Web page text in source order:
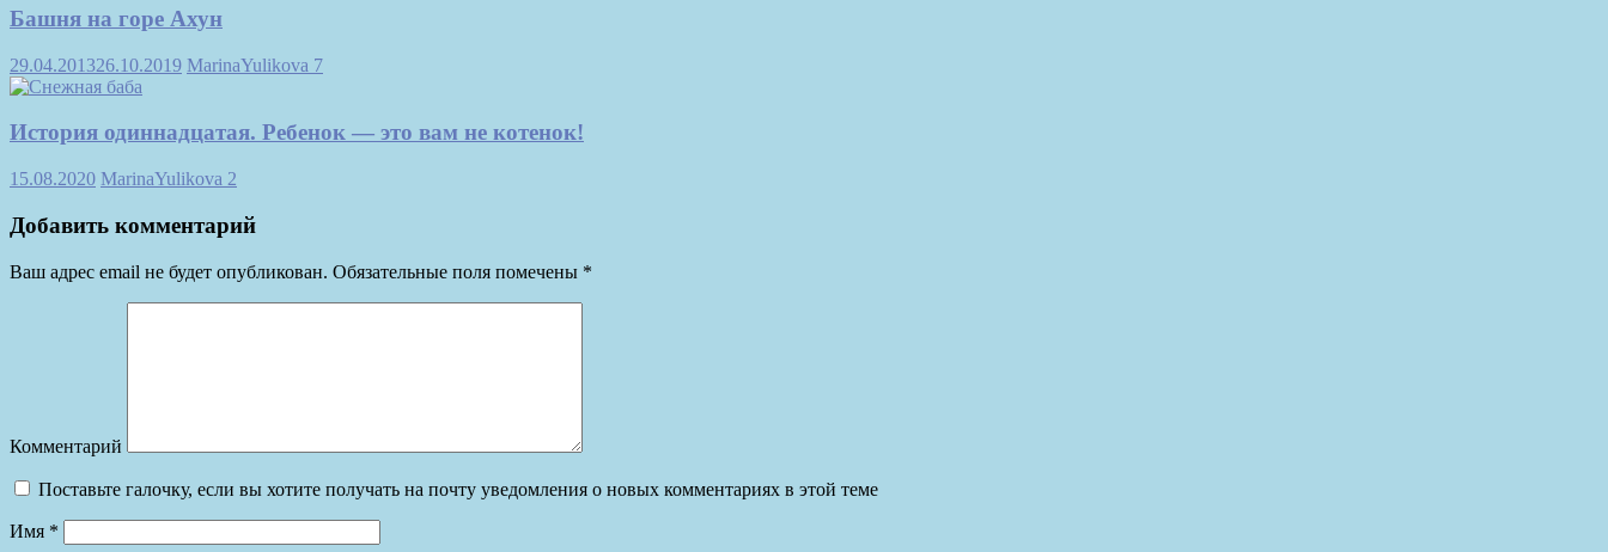
Башня на горе Ахун
29.04.201326.10.2019 MarinaYulikova 7
История одиннадцатая. Ребенок — это вам не котенок!
15.08.2020 MarinaYulikova 2
Добавить комментарий
Ваш адрес email не будет опубликован. Обязательные поля помечены *
Комментарий
Поставьте галочку, если вы хотите получать на почту уведомления о новых комментариях в этой теме
Имя *